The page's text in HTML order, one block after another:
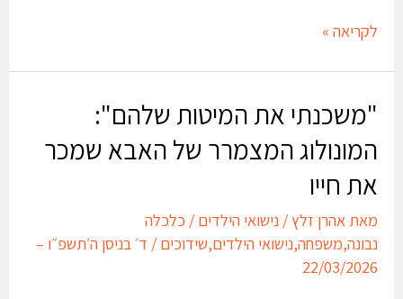
לקריאה »
"משכנתי את המיטות שלהם":
המונולוג המצמרר של האבא שמכר
את חייו
מאתאהרן זלץ/נישואי הילדים/כלכלה
נבונה,משפחה,נישואי הילדים,שידוכים/ד׳ בניסן ה׳תשפ״ו –
22/03/2026